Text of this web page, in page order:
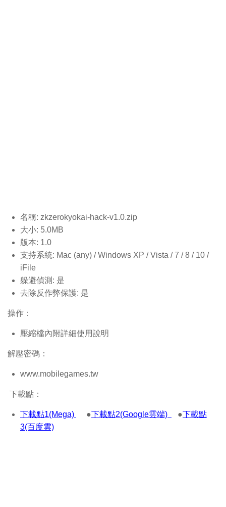
名稱: zkzerokyokai-hack-v1.0.zip
大小: 5.0MB
版本: 1.0
支持系統: Mac (any) / Windows XP / Vista / 7 / 8 / 10 /
iFile
躲避偵測: 是
去除反作弊保護: 是
操作：
壓縮檔內附詳細使用說明
解壓密碼：
www.mobilegames.tw
下載點：
下載點1(Mega) ●下載點2(Google雲端) ●下載點
3(百度雲)